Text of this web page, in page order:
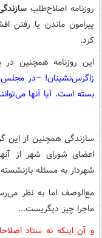
روزنامه اصلاح‌طلب
پیرامون ماندن یا رفتن
کرد.
این روزنامه همچنین
زاگرس‌نشینان! –در مجلس-
بسته است. آیا آنها
سازندگی همچنین از این
اعضای شورای شهر از
شهردار به مسئله
مع‌الوصف اما به نظر
ماجرا چیز دیگریست...
و آن اینکه نه ستاد